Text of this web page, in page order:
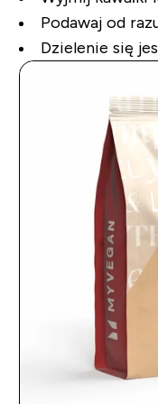
Podawaj od
Dzielenie się